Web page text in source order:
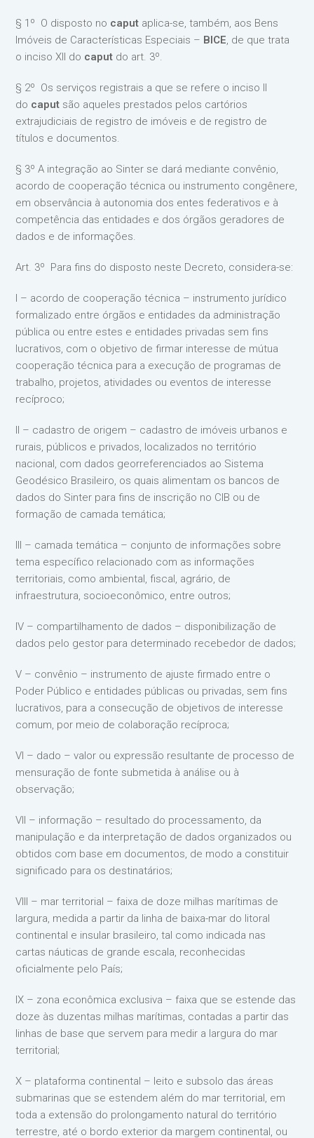
§ 1º O disposto no caput aplica-se, também, aos Bens
Imóveis de Características Especiais – BICE, de que trata
o inciso XII do caput do art. 3º.
§ 2º Os serviços registrais a que se refere o inciso II
do caput são aqueles prestados pelos cartórios
extrajudiciais de registro de imóveis e de registro de
títulos e documentos.
§ 3º A integração ao Sinter se dará mediante convênio,
acordo de cooperação técnica ou instrumento congênere,
em observância à autonomia dos entes federativos e à
competência das entidades e dos órgãos geradores de
dados e de informações.
Art. 3º Para fins do disposto neste Decreto, considera-se:
I – acordo de cooperação técnica – instrumento jurídico
formalizado entre órgãos e entidades da administração
pública ou entre estes e entidades privadas sem fins
lucrativos, com o objetivo de firmar interesse de mútua
cooperação técnica para a execução de programas de
trabalho, projetos, atividades ou eventos de interesse
recíproco;
II – cadastro de origem – cadastro de imóveis urbanos e
rurais, públicos e privados, localizados no território
nacional, com dados georreferenciados ao Sistema
Geodésico Brasileiro, os quais alimentam os bancos de
dados do Sinter para fins de inscrição no CIB ou de
formação de camada temática;
III – camada temática – conjunto de informações sobre
tema específico relacionado com as informações
territoriais, como ambiental, fiscal, agrário, de
infraestrutura, socioeconômico, entre outros;
IV – compartilhamento de dados – disponibilização de
dados pelo gestor para determinado recebedor de dados;
V – convênio – instrumento de ajuste firmado entre o
Poder Público e entidades públicas ou privadas, sem fins
lucrativos, para a consecução de objetivos de interesse
comum, por meio de colaboração recíproca;
VI – dado – valor ou expressão resultante de processo de
mensuração de fonte submetida à análise ou à
observação;
VII – informação – resultado do processamento, da
manipulação e da interpretação de dados organizados ou
obtidos com base em documentos, de modo a constituir
significado para os destinatários;
VIII – mar territorial – faixa de doze milhas marítimas de
largura, medida a partir da linha de baixa-mar do litoral
continental e insular brasileiro, tal como indicada nas
cartas náuticas de grande escala, reconhecidas
oficialmente pelo País;
IX – zona econômica exclusiva – faixa que se estende das
doze às duzentas milhas marítimas, contadas a partir das
linhas de base que servem para medir a largura do mar
territorial;
X – plataforma continental – leito e subsolo das áreas
submarinas que se estendem além do mar territorial, em
toda a extensão do prolongamento natural do território
terrestre, até o bordo exterior da margem continental, ou